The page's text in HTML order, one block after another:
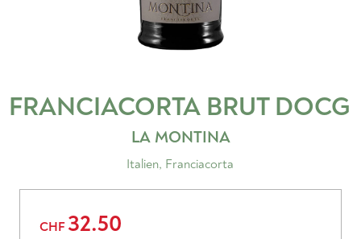
FRANCIACORTA BRUT DOCG
LA MONTINA
Italien, Franciacorta
CHF 32.50